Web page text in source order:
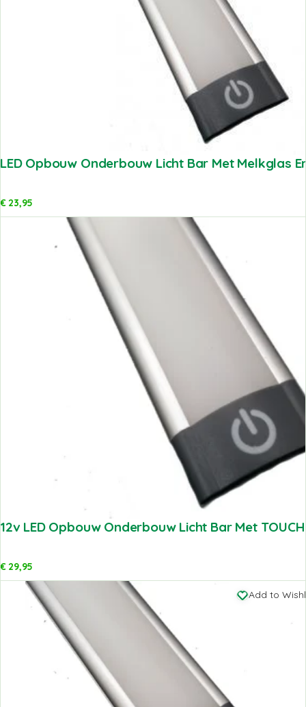
LED Opbouw Onderbouw Licht Bar Met Melkglas
€23,95
12v LED Opbouw Onderbouw Licht Bar Met
€29,95
Add to